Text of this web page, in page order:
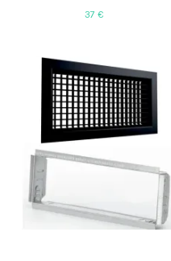
37 €